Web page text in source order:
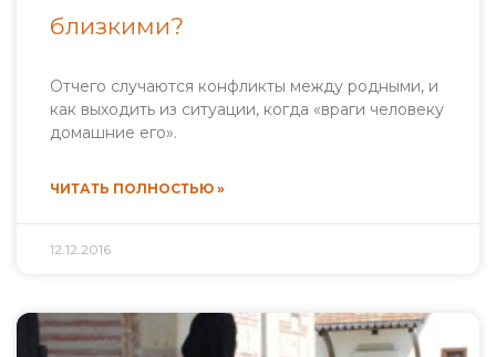
близкими?
Отчего случаются конфликты между родными, и
как выходить из ситуации, когда «враги человеку
домашние его».
ЧИТАТЬ ПОЛНОСТЬЮ »
12.12.2016